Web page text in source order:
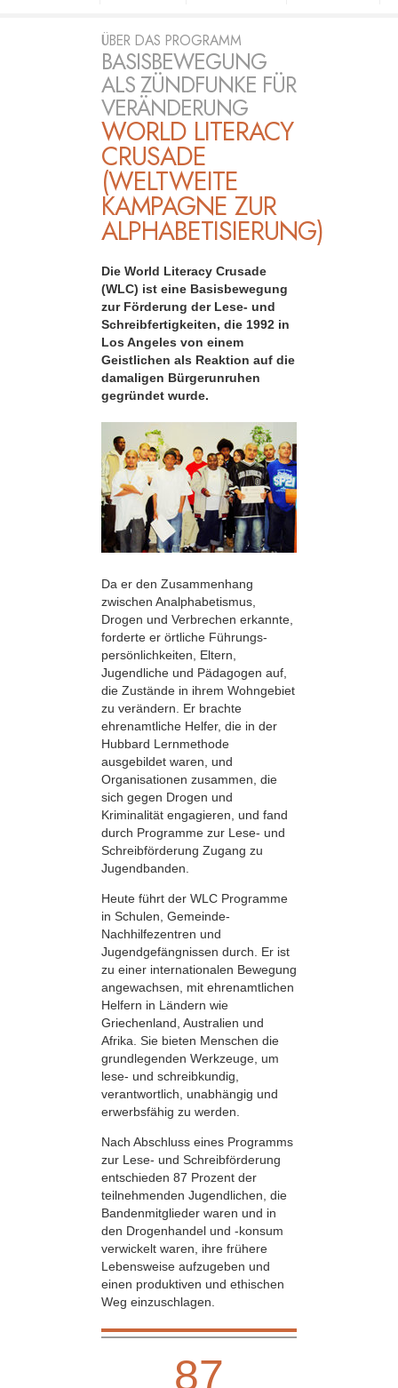
ÜBER DAS PROGRAMM
BASISBEWEGUNG
ALS ZÜNDFUNKE FÜR
VERÄNDERUNG
WORLD LITERACY
CRUSADE
(WELTWEITE
KAMPAGNE ZUR
ALPHABETISIERUNG)
Die World Literacy Crusade
(WLC) ist eine Basisbewegung
zur Förderung der Lese- und
Schreibfertigkeiten, die 1992 in
Los Angeles von einem
Geistlichen als Reaktion auf die
damaligen Bürgerunruhen
gegründet wurde.
Da er den Zusammenhang
zwischen Analphabetismus,
Drogen und Verbrechen erkannte,
forderte er örtliche Führungs­
persönlichkeiten, Eltern,
Jugendliche und Pädagogen auf,
die Zustände in ihrem Wohngebiet
zu verändern. Er brachte
ehrenamtliche Helfer, die in der
Hubbard Lernmethode
ausgebildet waren, und
Organisationen zusammen, die
sich gegen Drogen und
Kriminalität engagieren, und fand
durch Programme zur Lese- und
Schreibförderung Zugang zu
Jugendbanden.
Heute führt der WLC Programme
in Schulen, Gemeinde-
Nachhilfezentren und
Jugendgefängnissen durch. Er ist
zu einer inter­nationalen Bewegung
angewachsen, mit ehrenamtlichen
Helfern in Ländern wie
Griechenland, Australien und
Afrika. Sie bieten Menschen die
grundlegenden Werkzeuge, um
lese- und schreibkundig,
verantwortlich, unabhängig und
erwerbsfähig zu werden.
Nach Abschluss eines Programms
zur Lese- und Schreibförderung
entschieden 87 Prozent der
teilnehmenden Jugendlichen, die
Banden­mitglieder waren und in
den Drogenhandel und -konsum
verwickelt waren, ihre frühere
Lebensweise aufzugeben und
einen produktiven und ethischen
Weg einzuschlagen.
87